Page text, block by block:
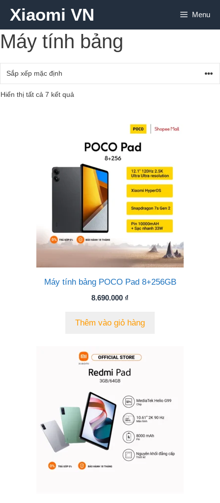
đến
nội
dung
Xiaomi VN Menu
Máy tính bảng
Hiển thị tất cả 7 kết quả
Máy tính bảng POCO Pad 8+256GB
8.690.000 ₫
Thêm vào giỏ hàng